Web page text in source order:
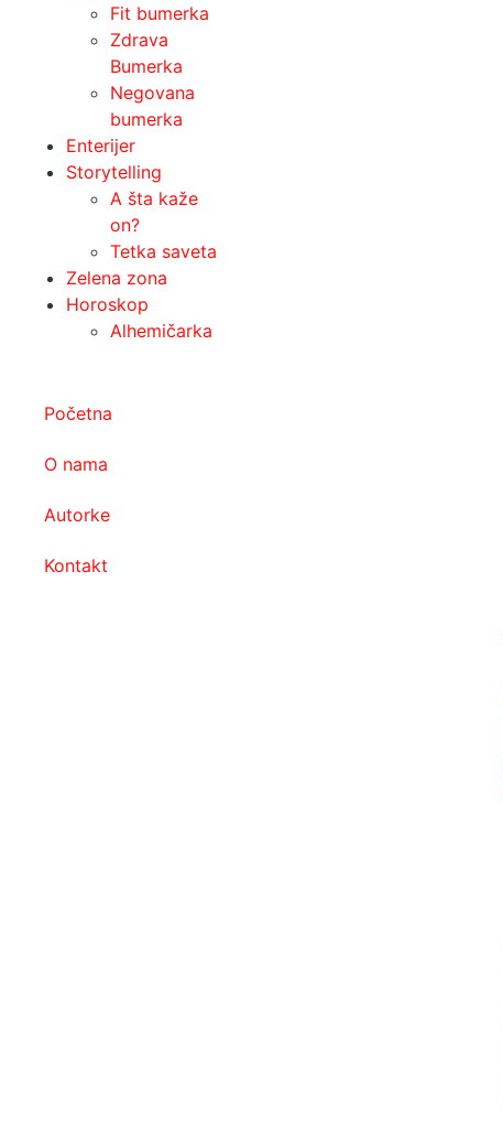
Fit bumerka
Zdrava
Bumerka
Negovana
bumerka
Enterijer
Storytelling
A šta kaže
on?
Tetka saveta
Zelena zona
Horoskop
Alhemičarka
Početna
O nama
Autorke
Kontakt